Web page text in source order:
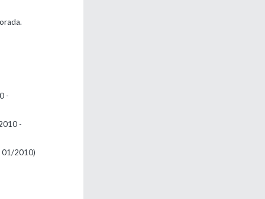
-
-
2010)